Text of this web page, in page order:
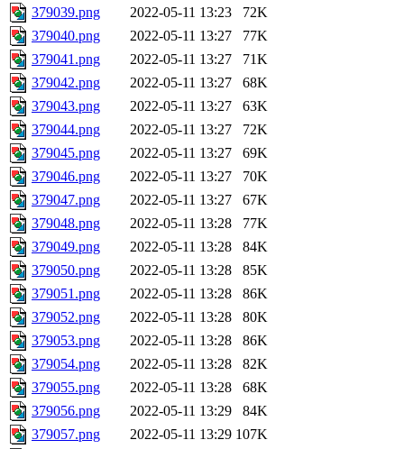
379039.png
2022-05-11 13:23
72K
379040.png
2022-05-11 13:27
77K
379041.png
2022-05-11 13:27
71K
379042.png
2022-05-11 13:27
68K
379043.png
2022-05-11 13:27
63K
379044.png
2022-05-11 13:27
72K
379045.png
2022-05-11 13:27
69K
379046.png
2022-05-11 13:27
70K
379047.png
2022-05-11 13:27
67K
379048.png
2022-05-11 13:28
77K
379049.png
2022-05-11 13:28
84K
379050.png
2022-05-11 13:28
85K
379051.png
2022-05-11 13:28
86K
379052.png
2022-05-11 13:28
80K
379053.png
2022-05-11 13:28
86K
379054.png
2022-05-11 13:28
82K
379055.png
2022-05-11 13:28
68K
379056.png
2022-05-11 13:29
84K
379057.png
2022-05-11 13:29 107K